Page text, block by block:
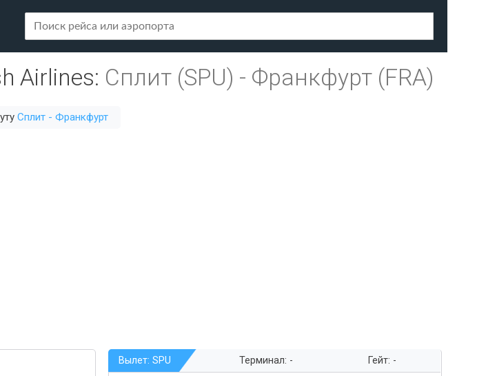
Airlines: Сплит (SPU) - Франкфурт (FRA)
Сплит - Франкфурт
Вылет: SPU Терминал: -
Гейт: -